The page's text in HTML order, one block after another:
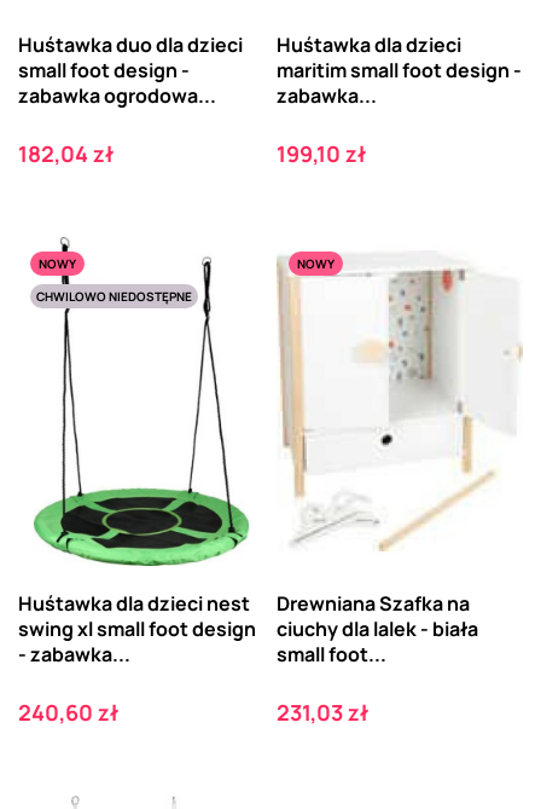
Huśtawka duo dla dzieci
small foot design -
zabawka ogrodowa...
Cena
182,04 zł
Huśtawka dla dzieci
maritim small foot design -
zabawka...
Cena
199,10 zł
NOWY
CHWILOWO NIEDOSTĘPNE
Huśtawka dla dzieci nest
swing xl small foot design
- zabawka...
Cena
240,60 zł
NOWY
Drewniana Szafka na
ciuchy dla lalek - biała
small foot...
Cena
231,03 zł